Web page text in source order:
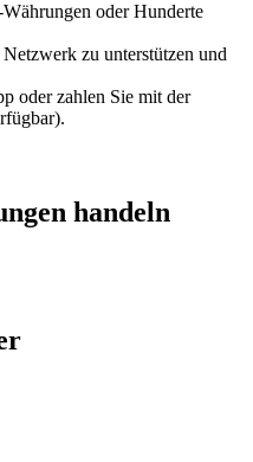
oder Hunderte
zu unterstützen und
oder zahlen Sie mit der
handeln